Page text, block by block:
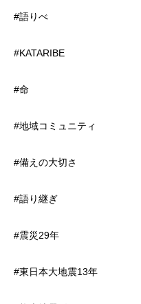
#語りべ
#KATARIBE
#命
#地域コミュニティ
#備えの大切さ
#語り継ぎ
#震災29年
#東日本大地震13年